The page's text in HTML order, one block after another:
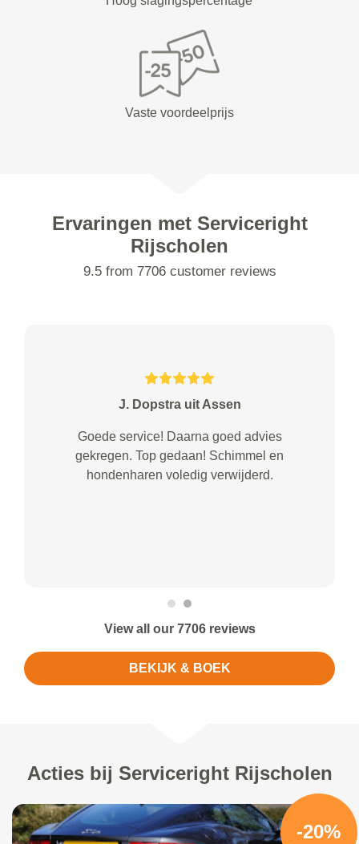
Vaste voordeelprijs
Ervaringen met Serviceright
Rijscholen
9.5 from 7706 customer reviews
J. Dopstra uit Assen
Goede service! Daarna goed advies
gekregen. Top gedaan! Schimmel en
hondenharen voledig verwijderd.
View all our 7706 reviews
BEKIJK & BOEK
Acties bij Serviceright Rijscholen
-20%